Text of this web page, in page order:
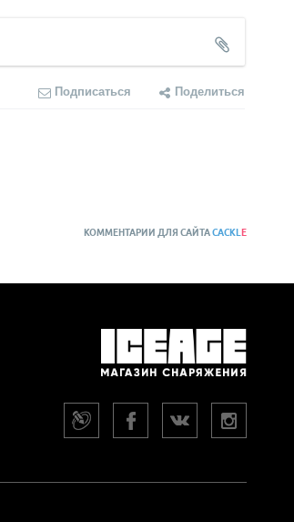
Подписаться Поделиться
КОММЕНТАРИИ ДЛЯ САЙТАCACKL E